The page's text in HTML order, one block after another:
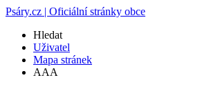
Psáry.cz | Oficiální stránky obce
Hledat
Uživatel
Mapa stránek
AAA